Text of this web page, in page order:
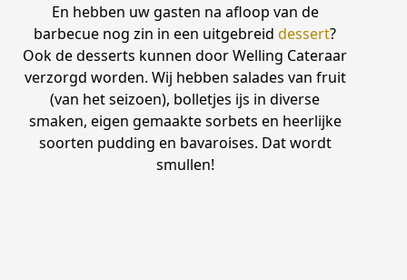
En hebben uw gasten na afloop van de
barbecue nog zin in een uitgebreiddessert?
Ook de desserts kunnen door Welling Cateraar
verzorgd worden. Wij hebben salades van fruit
(van het seizoen), bolletjes ijs in diverse
smaken, eigen gemaakte sorbets en heerlijke
soorten pudding en bavaroises. Dat wordt
smullen!